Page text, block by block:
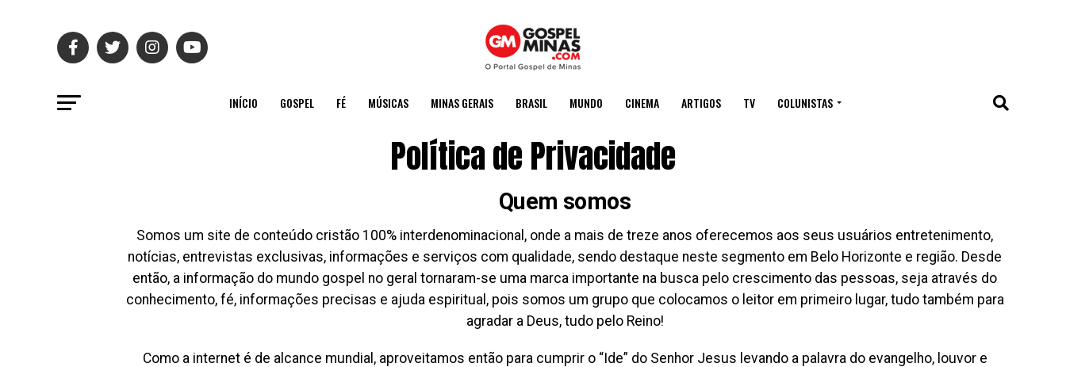
INÍCIO GOSPEL FÉ MÚSICAS MINAS GERAIS BRASIL MUNDO CINEMA ARTIGOS TV COLUNISTAS
Política de Privacidade
Quem somos
Somos um site de conteúdo cristão 100% interdenominacional, onde a mais de treze anos oferecemos aos seus usuários entretenimento,
notícias, entrevistas exclusivas, informações e serviços com qualidade, sendo destaque neste segmento em Belo Horizonte e região. Desde
então, a informação do mundo gospel no geral tornaram-se uma marca importante na busca pelo crescimento das pessoas, seja através do
conhecimento, fé, informações precisas e ajuda espiritual, pois somos um grupo que colocamos o leitor em primeiro lugar, tudo também para
agradar a Deus, tudo pelo Reino!
Como a internet é de alcance mundial, aproveitamos então para cumprir o “Ide” do Senhor Jesus levando a palavra do evangelho, louvor e